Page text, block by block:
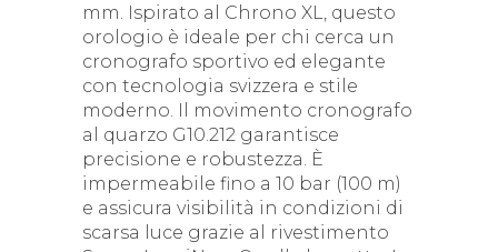
mm. Ispirato al Chrono XL, questo
orologio è ideale per chi cerca un
cronografo sportivo ed elegante
con tecnologia svizzera e stile
moderno. Il movimento cronografo
al quarzo G10.212 garantisce
precisione e robustezza. È
impermeabile fino a 10 bar (100 m)
e assicura visibilità in condizioni di
scarsa luce grazie al rivestimento